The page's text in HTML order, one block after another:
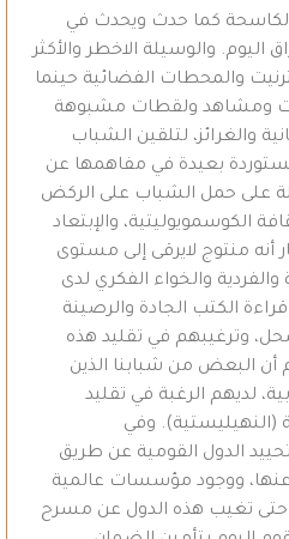
كما حدث ويحدث في
اليوم. والوسيلة الاخطر والأكثر
والمحطات الفضائية حينما
ومشاهد ولقطات مشبوهة
والغرائز، لتلقين الشباب
بعيدة في مفاهمها عن
على حمل الشباب على الركض
الكوسمويوليتية، والإبتعاد
منتوج لايرقى إلى مستوى
والفردية والخواء الفكري لدى
الكتب الجادة والرصينة
وترغيبهم في تقليد هذه
أن البعض من شبابنا الذين
لديهم الرغبة في تقليد
(النهيليستية). وفي
الدول القومية عن طريق
ووجود مؤسسات عالمية
حتى تغيب هذه الدول عن مسرح